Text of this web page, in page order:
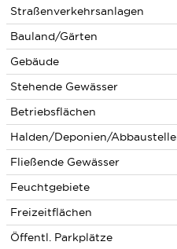
Straßenverkehrsanlagen
Bauland/Gärten
Gebäude
Stehende Gewässer
Betriebsflächen
Halden/Deponien/
Fließende Gewässer
Feuchtgebiete
Freizeitflächen
Öffentl. Parkplätze